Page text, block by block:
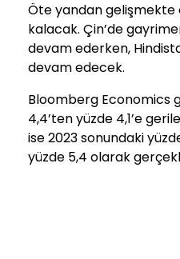
Öte yandan gelişmekte
kalacak. Çin’de
devam ederken,
devam edecek.
Bloomberg Economics
4,4’ten yüzde 4,1’e
ise 2023 sonundaki
yüzde 5,4 olarak